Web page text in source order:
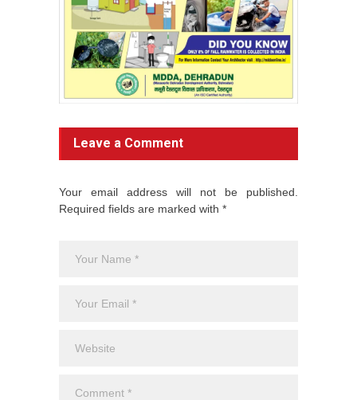
Leave a Comment
Your email address will not be published.
Required fields are marked with *